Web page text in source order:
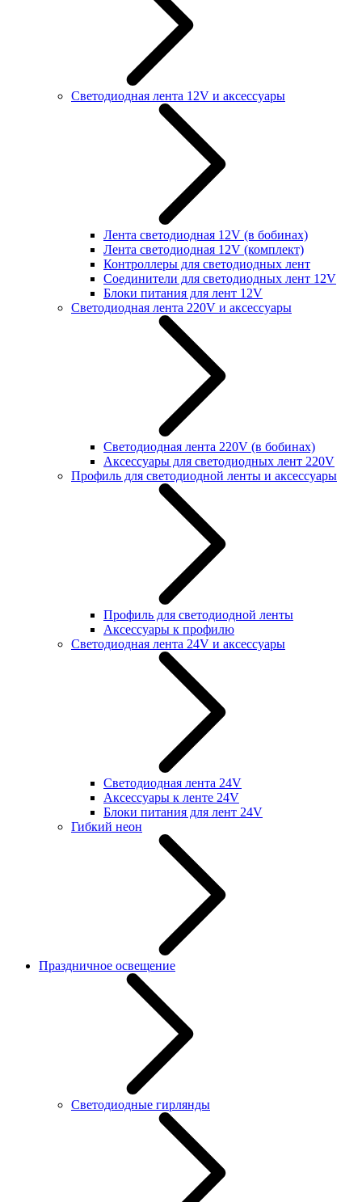
Светодиодная лента 12V и аксессуары
Лента светодиодная 12V (в бобинах)
Лента светодиодная 12V (комплект)
Контроллеры для светодиодных лент
Соединители для светодиодных лент 12V
Блоки питания для лент 12V
Светодиодная лента 220V и аксессуары
Светодиодная лента 220V (в бобинах)
Аксессуары для светодиодных лент 220V
Профиль для светодиодной ленты и аксессуары
Профиль для светодиодной ленты
Аксессуары к профилю
Светодиодная лента 24V и аксессуары
Светодиодная лента 24V
Аксессуары к ленте 24V
Блоки питания для лент 24V
Гибкий неон
Праздничное освещение
Светодиодные гирлянды